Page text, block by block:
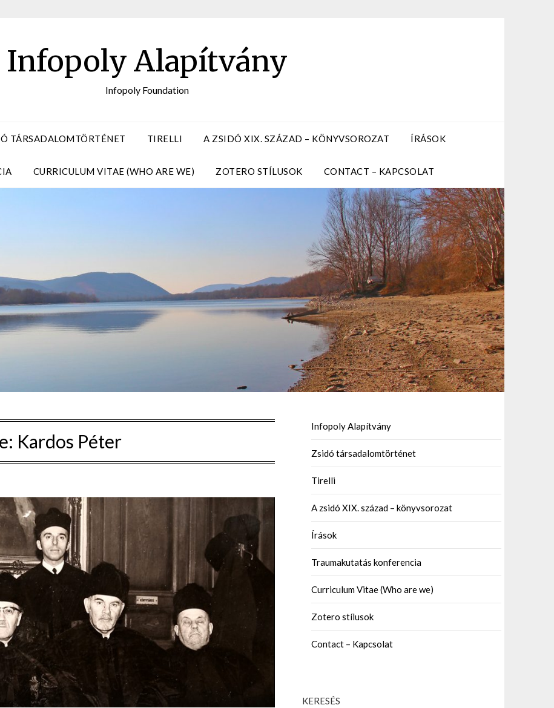
Infopoly Alapítvány
Infopoly Foundation
TÁRSADALOMTÖRTÉNET TIRELLI A ZSIDÓ XIX. SZÁZAD – KÖNYVSOROZAT ÍRÁSOK
CURRICULUM VITAE (WHO ARE WE) ZOTERO STÍLUSOK CONTACT – KAPCSOLAT
Kardos Péter
Infopoly Alapítvány
Zsidó társadalomtörténet
Tirelli
A zsidó XIX. század – könyvsorozat
Írások
Traumakutatás konferencia
Curriculum Vitae (Who are we)
Zotero stílusok
Contact – Kapcsolat
KERESÉS